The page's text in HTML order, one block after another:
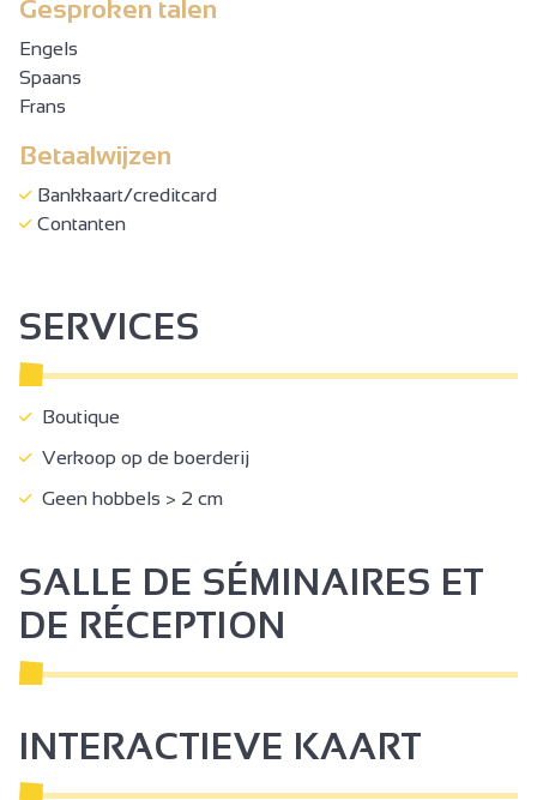
Gesproken talen
Engels
Spaans
Frans
Betaalwijzen
Bankkaart/creditcard
Contanten
SERVICES
Boutique
Verkoop op de boerderij
Geen hobbels > 2 cm
SALLE DE SÉMINAIRES ET
DE RÉCEPTION
INTERACTIEVE KAART